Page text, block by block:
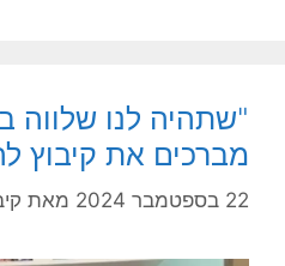
"שתהיה לנו שלווה
מברכים את קיבוץ
22 בספטמבר 2024 מאת